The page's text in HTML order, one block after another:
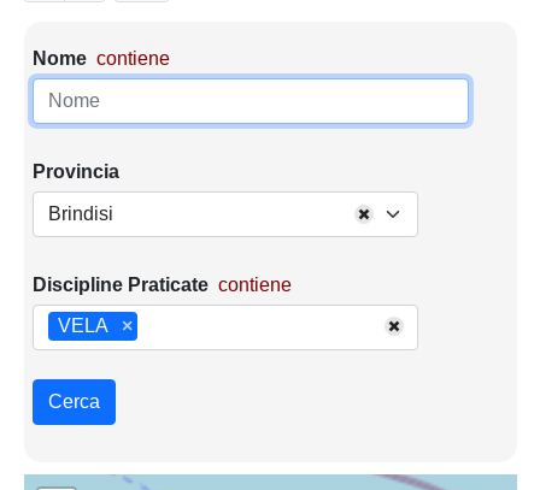
Nome contiene
Provincia
Brindisi
Discipline Praticate contiene
×
VELA
Cerca